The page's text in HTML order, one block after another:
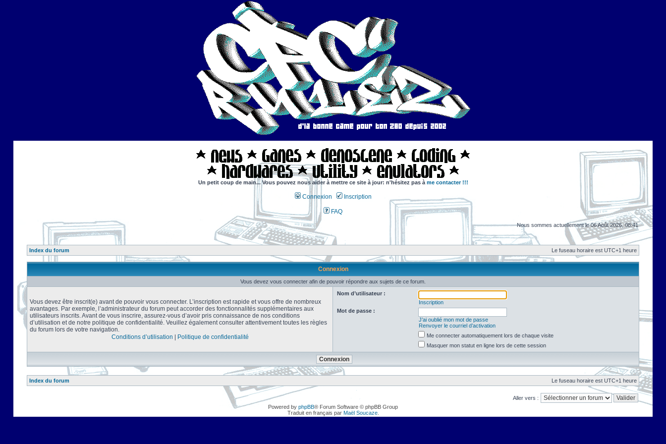
Un petit coup de main... Vous pouvez nous aider à mettre ce site à jour: n'hésitez pas à me contacter !!!
Connexion Inscription
FAQ
Nous sommes actuellement le 06 Août 2026, 08:41
Index du forum Le fuseau horaire est UTC+1 heure
Connexion
Vous devez vous connecter afin de pouvoir répondre aux sujets de ce forum.
Vous devez être inscrit(e) avant de pouvoir vous connecter. L’inscription est rapide et vous offre de nombreux
avantages. Par exemple, l’administrateur du forum peut accorder des fonctionnalités supplémentaires aux
utilisateurs inscrits. Avant de vous inscrire, assurez-vous d’avoir pris connaissance de nos conditions
d’utilisation et de notre politique de confidentialité. Veuillez également consulter attentivement toutes les règles
du forum lors de votre navigation.
Conditions d’utilisation
Politique de confidentialité
Nom d’utilisateur :
Inscription
Mot de passe :
J’ai oublié mon mot de passe
Renvoyer le courriel d’activation
Me connecter automatiquement lors de chaque visite
Masquer mon statut en ligne lors de cette session
Index du forum Le fuseau horaire est UTC+1 heure
Aller vers :
Powered by phpBB® Forum Software © phpBB Group
Traduit en français par Maël Soucaze.